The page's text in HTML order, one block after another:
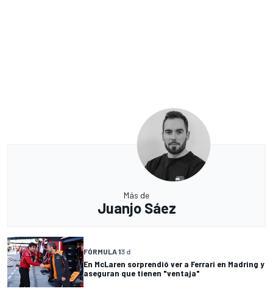
Más de
Juanjo Sáez
FÓRMULA 13 d
En McLaren sorprendió ver a Ferrari en Madring y
aseguran que tienen "ventaja"